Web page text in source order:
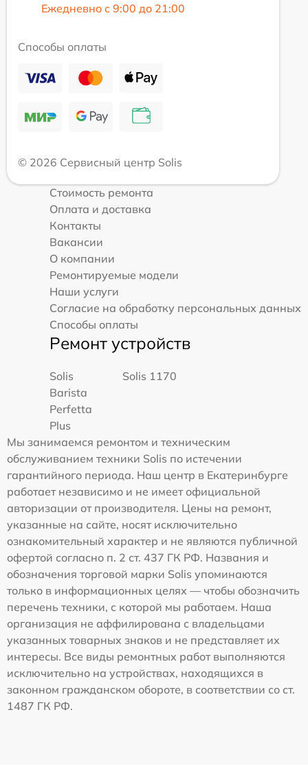
Ежедневно с 9:00 до 21:00
Способы оплаты
© 2026 Сервисный центр Solis
Стоимость ремонта
Оплата и доставка
Контакты
Вакансии
О компании
Ремонтируемые модели
Наши услуги
Согласие на обработку персональных данных
Способы оплаты
Ремонт устройств
Solis
Barista
Perfetta
Plus
Solis 1170
Мы занимаемся ремонтом и техническим
обслуживанием техники Solis по истечении
гарантийного периода. Наш центр в Екатеринбурге
работает независимо и не имеет официальной
авторизации от производителя. Цены на ремонт,
указанные на сайте, носят исключительно
ознакомительный характер и не являются публичной
офертой согласно п. 2 ст. 437 ГК РФ. Названия и
обозначения торговой марки Solis упоминаются
только в информационных целях — чтобы обозначить
перечень техники, с которой мы работаем. Наша
организация не аффилирована с владельцами
указанных товарных знаков и не представляет их
интересы. Все виды ремонтных работ выполняются
исключительно на устройствах, находящихся в
законном гражданском обороте, в соответствии со ст.
1487 ГК РФ.